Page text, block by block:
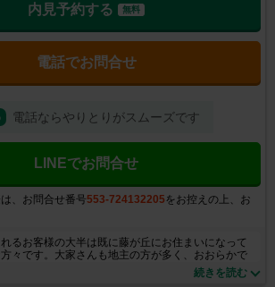
内見予約する 無料
電話でお問合せ
電話ならやりとりがスムーズです
LINEでお問合せ
、お問合せ番号553-724132205 をお控えの上、お
るお客様の大半は既に藤が丘にお住まいになって
々です。大家さんも地主の方が多く、おおらかで
のも特徴の一つです。駅前には昭和大学藤が丘病院
トネスクラブ・ドラッグストアなど生活には欠かせ
続きを読む